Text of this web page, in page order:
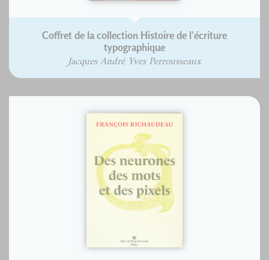
Coffret de la collection Histoire de l'écriture
typographique
Jacques André Yves Perrousseaux